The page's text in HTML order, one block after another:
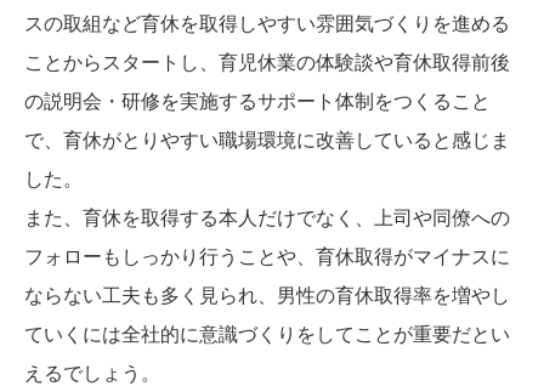
スの取組など育休を取得しやすい雰囲気づくりを進める
ことからスタートし、育児休業の体験談や育休取得前後
の説明会・研修を実施するサポート体制をつくること
で、育休がとりやすい職場環境に改善していると感じま
した。
また、育休を取得する本人だけでなく、上司や同僚への
フォローもしっかり行うことや、育休取得がマイナスに
ならない工夫も多く見られ、男性の育休取得率を増やし
ていくには全社的に意識づくりをしてことが重要だとい
えるでしょう。